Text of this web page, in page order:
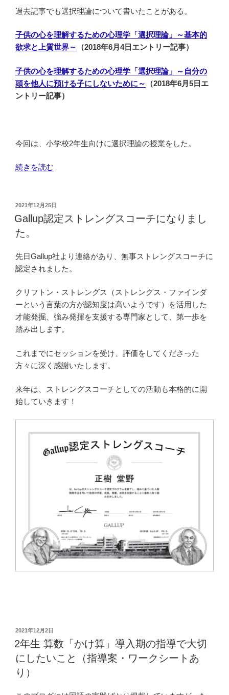
り）”
過去記事でも選択理論について書いたことがある。
子供の心を理解するための心理学「選択理論」～基本的
欲求と上質世界～
（2018年6月4日エントリー記事）
子供の心を理解するための心理学「選択理論」～自分の
頭を他人に預ける子にしないために～
（2018年6月5日エ
ントリー記事）
今回は、小学校2年生向けに選択理論の授業をした。
“選
論
心
理
学
の
小
校
へ
の
導
授
業
人
一
続きを読む
投
稿
日:
2021年12月25日
Gallup認定ストレングスコーチになりまし
た。
先日Gallup社より連絡があり、無事ストレングスコーチに
認定されました。
クリフトン・ストレングス（ストレングス・ファインダ
ーという言葉の方が認知度は高いようです）を活用した
才能発掘、強み発揮を支援する専門家として、第一歩を
踏み出します。
これまでにセッションを受け、評価をしてくださった
方々に深く感謝いたします。
来年は、ストレングスコーチとしての活動も本格的に開
始していきます！
投
稿
日:
2021年12月2日
2年生 算数「かけ算」導入期の指導で大切
にしたいこと（指導案・ワークシートあ
り）